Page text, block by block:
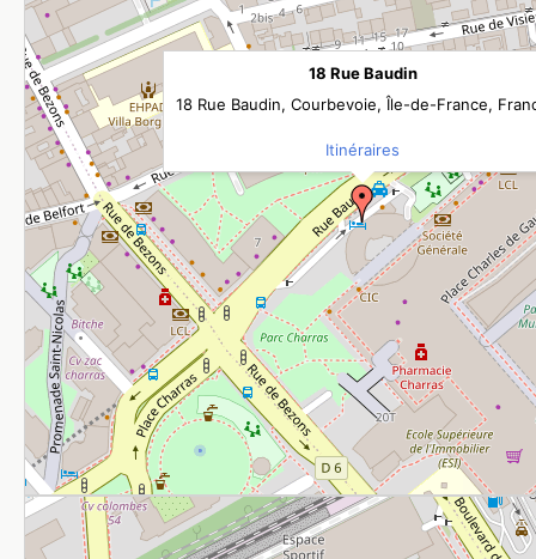
18 Rue Baudin
18 Rue Baudin, Courbevoie, Île-de-France,
Itinéraires